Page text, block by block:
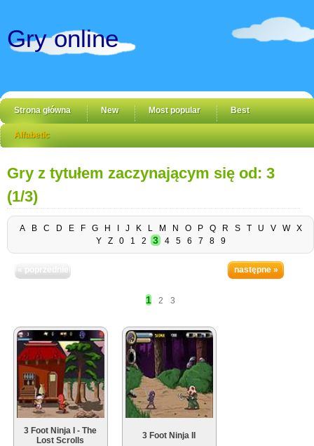
Gry online
Strona główna New Most popular Best
Alfabetic
Gry z tytułem zaczynającym się od: 3
(1/3)
A B C D E F G H J K L M N O P Q R S T U V W
X
Y
Z 0 1 2 3 4 5 6 7 8 9
« poprzednie następne »
1 2 3
3 Foot Ninja I - The
Lost Scrolls
3 Foot Ninja II